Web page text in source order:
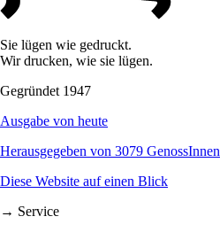
Sie lügen wie gedruckt.
Wir drucken, wie sie lügen.
Gegründet 1947
Ausgabe von heute
Herausgegeben von 3079 GenossInnen
Diese Website auf einen Blick
→ Service